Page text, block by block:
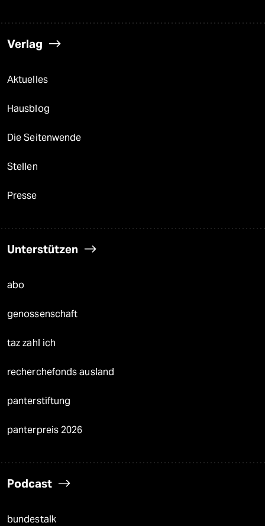
Verlag
Aktuelles
Hausblog
Die Seitenwende
Stellen
Presse
Unterstützen
abo
genossenschaft
taz zahl ich
recherchefonds ausland
panterstiftung
panterpreis 2026
Podcast
bundestalk